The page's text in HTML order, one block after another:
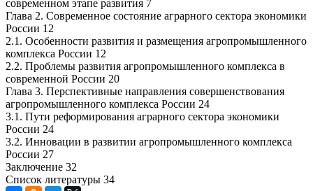
современном этапе развития 7
Глава 2. Современное состояние аграрного сектора экономики
России 12
2.1. Особенности развития и размещения агропромышленного
комплекса России 12
2.2. Проблемы развития агропромышленного комплекса в
современной России 20
Глава 3. Перспективные направления совершенствования
агропромышленного комплекса России 24
3.1. Пути реформирования аграрного сектора экономики
России 24
3.2. Инновации в развитии агропромышленного комплекса
России 27
Заключение 32
Список литературы 34